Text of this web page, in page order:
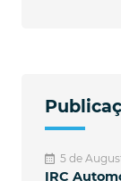
5 de
IRC